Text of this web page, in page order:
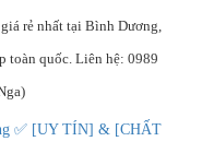
rẻ nhất tại Bình Dương,
toàn quốc. Liên hệ: 0989